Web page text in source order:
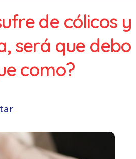
de cólicos y
será que debo
como?